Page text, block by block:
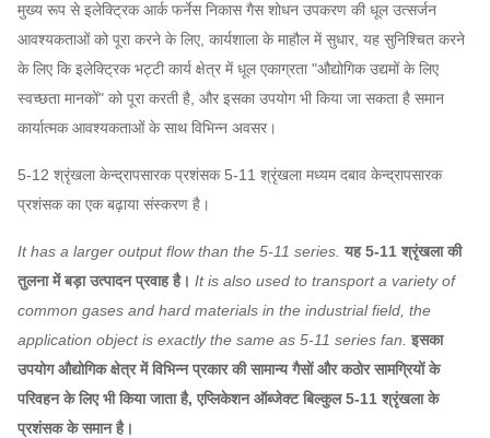
मुख्य रूप से इलेक्ट्रिक आर्क फर्नेस निकास गैस शोधन उपकरण की धूल उत्सर्जन
आवश्यकताओं को पूरा करने के लिए, कार्यशाला के माहौल में सुधार, यह सुनिश्चित करने
के लिए कि इलेक्ट्रिक भट्टी कार्य क्षेत्र में धूल एकाग्रता "औद्योगिक उद्यमों के लिए
स्वच्छता मानकों" को पूरा करती है, और इसका उपयोग भी किया जा सकता है समान
कार्यात्मक आवश्यकताओं के साथ विभिन्न अवसर।
5-12 श्रृंखला केन्द्रापसारक प्रशंसक 5-11 श्रृंखला मध्यम दबाव केन्द्रापसारक
प्रशंसक का एक बढ़ाया संस्करण है।
It has a larger output flow than the 5-11 series. यह 5-11 श्रृंखला की
तुलना में बड़ा उत्पादन प्रवाह है। It is also used to transport a variety of
common gases and hard materials in the industrial field, the
application object is exactly the same as 5-11 series fan. इसका
उपयोग औद्योगिक क्षेत्र में विभिन्न प्रकार की सामान्य गैसों और कठोर सामग्रियों के
परिवहन के लिए भी किया जाता है, एप्लिकेशन ऑब्जेक्ट बिल्कुल 5-11 श्रृंखला के
प्रशंसक के समान है।